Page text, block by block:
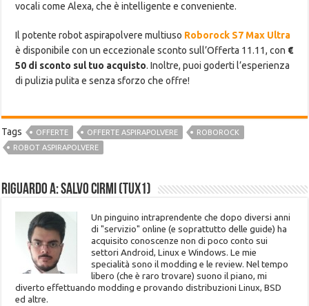
vocali come Alexa, che è intelligente e conveniente.
Il potente robot aspirapolvere multiuso Roborock S7 Max Ultra
è disponibile con un eccezionale sconto sull’Offerta 11.11, con €
50 di sconto sul tuo acquisto. Inoltre, puoi goderti l’esperienza
di pulizia pulita e senza sforzo che offre!
Tags OFFERTE OFFERTE ASPIRAPOLVERE
ROBOROCK
ROBOT ASPIRAPOLVERE
Riguardo a: Salvo Cirmi (Tux1)
Un pinguino intraprendente che dopo diversi anni
di "servizio" online (e soprattutto delle guide) ha
acquisito conoscenze non di poco conto sui
settori Android, Linux e Windows. Le mie
specialità sono il modding e le review. Nel tempo
libero (che è raro trovare) suono il piano, mi
diverto effettuando modding e provando distribuzioni Linux, BSD
ed altre.